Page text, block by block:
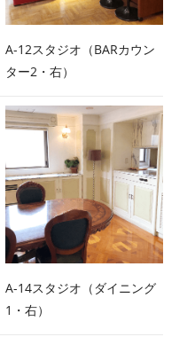
A-12スタジオ（BARカウン
ター2・右）
A-14スタジオ（ダイニング
1・右）